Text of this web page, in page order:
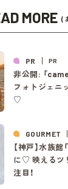
MORE (
PR PR
非公開: 「
フォトジェニ
♡
GOURMET
【神戸】水族
に♡ 映えるツ
注目！